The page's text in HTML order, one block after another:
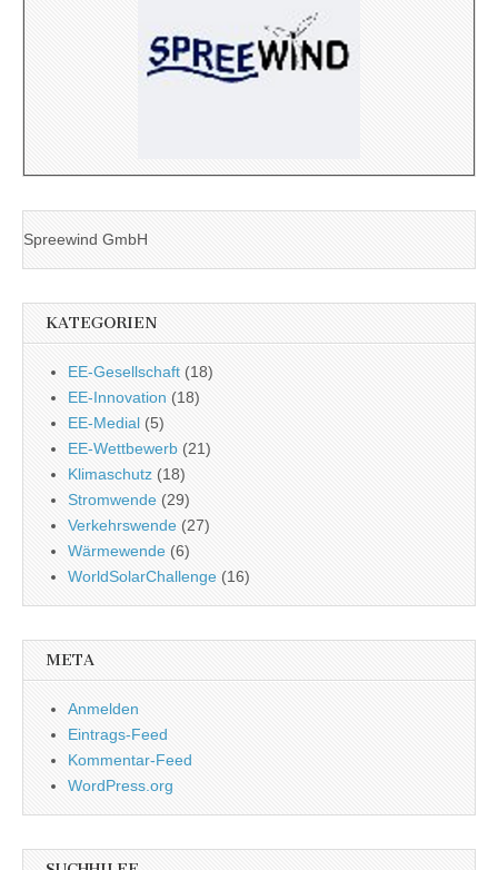
Spreewind GmbH
KATEGORIEN
EE-Gesellschaft (18)
EE-Innovation (18)
EE-Medial (5)
EE-Wettbewerb (21)
Klimaschutz (18)
Stromwende (29)
Verkehrswende (27)
Wärmewende (6)
WorldSolarChallenge (16)
META
Anmelden
Eintrags-Feed
Kommentar-Feed
WordPress.org